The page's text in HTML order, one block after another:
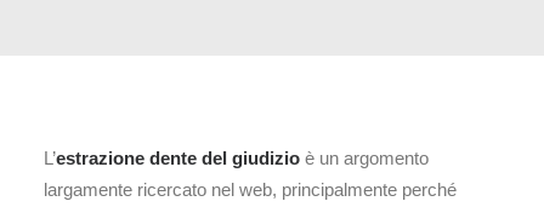
L’estrazione dente del giudizio è un argomento
largamente ricercato nel web, principalmente perché